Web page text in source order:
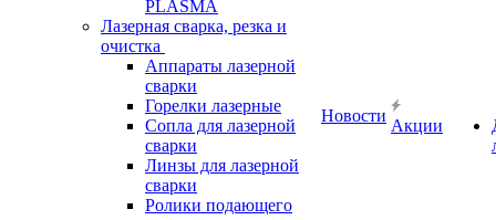
PLASMA
Лазерная сварка, резка и
очистка
Аппараты лазерной
сварки
Горелки лазерные
Сопла для лазерной
сварки
Линзы для лазерной
сварки
Ролики подающего
Новости
Акции